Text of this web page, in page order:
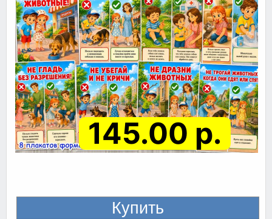
145.00 р.